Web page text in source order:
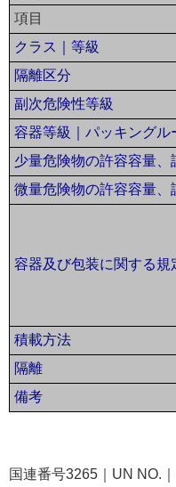
項目
クラス｜等級
隔離区分
副次危険性等級
容器等級｜パッキングル
少量危険物の許容容量、
微量危険物の許容容量、
容器及び包装に関する規
積載方法
隔離
備考
国連番号3265｜UN NO.